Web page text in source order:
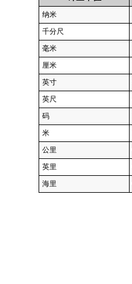
纳米
千分尺
毫米
厘米
英寸
英尺
码
米
公里
英里
海里